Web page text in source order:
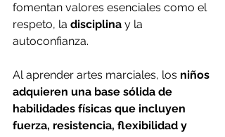
fomentan valores esenciales como el
respeto, la disciplina y la
autoconfianza.
Al aprender artes marciales, los niños
adquieren una base sólida de
habilidades físicas que incluyen
fuerza, resistencia, flexibilidad y